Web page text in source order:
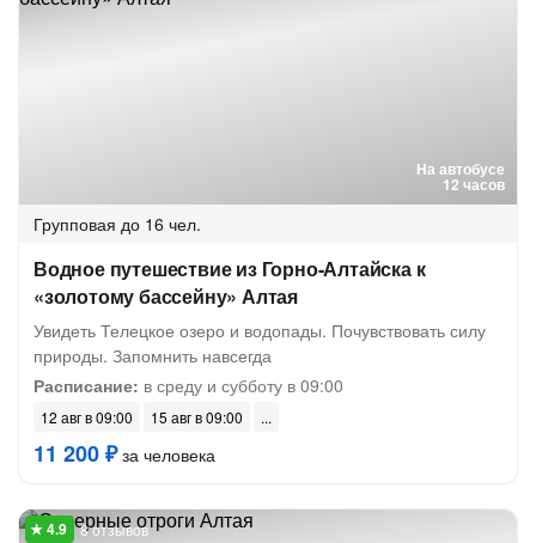
На автобусе
12 часов
Групповая до 16 чел.
Водное путешествие из Горно-Алтайска к
«золотому бассейну» Алтая
Увидеть Телецкое озеро и водопады. Почувствовать силу
природы. Запомнить навсегда
Расписание: в среду и субботу в 09:00
12 авг в 09:00 15 авг в 09:00
11 200 ₽за человека
8 отзывов